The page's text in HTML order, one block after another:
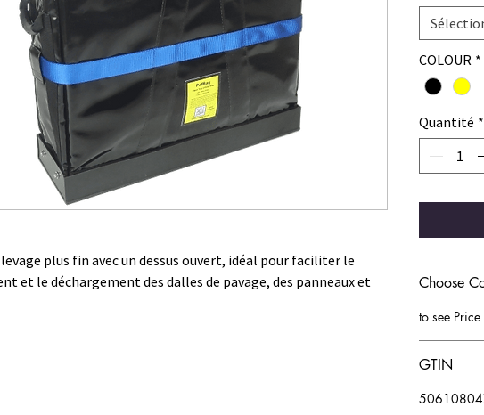
levage plus fin avec un dessus ouvert, idéal pour faciliter le
et le déchargement des dalles de pavage, des panneaux et
COLOUR *
Quantité *
Choose
to see
GTIN